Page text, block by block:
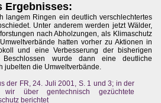
Ergebnisses:
langem Ringen ein deutlich verschlechtertes
Unter anderem werden jetzt Wälder,
nach Abholzungen, als Klimaschutz
hatten vorher zu Aktionen in
und eine Verbesserung der bisherigen
Beschlossen wurde dann eine deutliche
jubelten die Umweltverbände.
der FR, 24. Juli 2001, S. 1 und 3; in der
wir über gentechnisch gezüchtete
berichtet